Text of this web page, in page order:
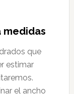
medidas
que
estimar
el ancho